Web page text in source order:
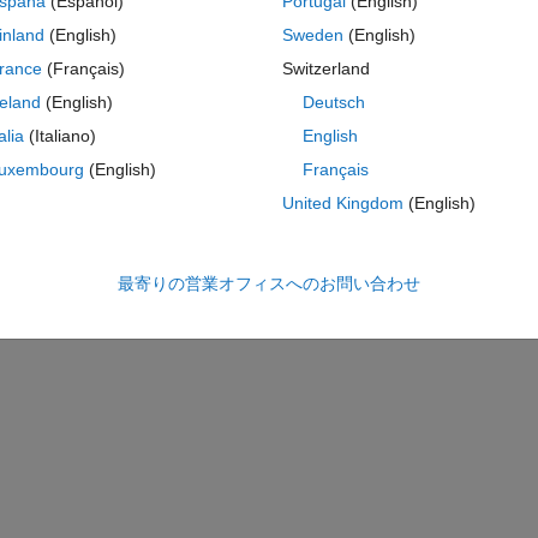
and i have this error:
dimension has been specified for '
Port 1' of ' dcmicrogrid14/plant model/Gain
(English)
(Français)
(English)
(Italiano)
(English)
Sweden (English)
Switzerland
Deutsch
English
Français
United Kingdom (English)
最寄りの営業オフィスへのお問い合わせ